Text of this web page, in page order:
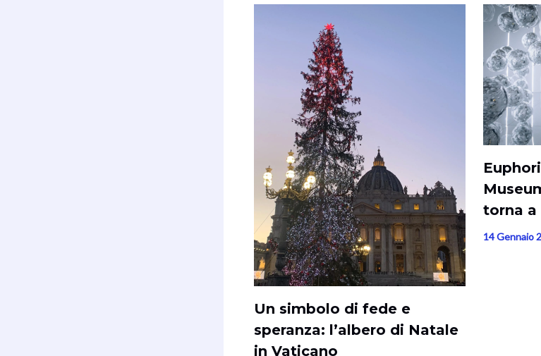
Un simbolo di fede e
speranza: l’albero di Natale
in Vaticano
torna a
14 Gennaio